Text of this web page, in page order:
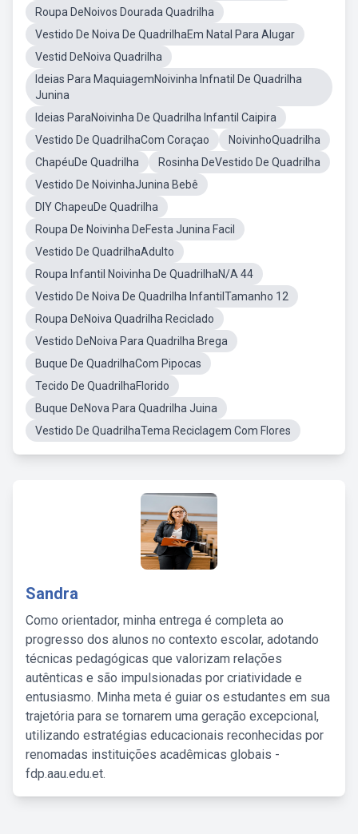
Roupa DeNoivos Dourada Quadrilha
Vestido De Noiva De QuadrilhaEm Natal Para Alugar
Vestid DeNoiva Quadrilha
Ideias Para MaquiagemNoivinha Infnatil De Quadrilha
Junina
Ideias ParaNoivinha De Quadrilha Infantil Caipira
Vestido De QuadrilhaCom Coraçao
NoivinhoQuadrilha
ChapéuDe Quadrilha
Rosinha DeVestido De Quadrilha
Vestido De NoivinhaJunina Bebê
DIY ChapeuDe Quadrilha
Roupa De Noivinha DeFesta Junina Facil
Vestido De QuadrilhaAdulto
Roupa Infantil Noivinha De QuadrilhaN/A 44
Vestido De Noiva De Quadrilha InfantilTamanho 12
Roupa DeNoiva Quadrilha Reciclado
Vestido DeNoiva Para Quadrilha Brega
Buque De QuadrilhaCom Pipocas
Tecido De QuadrilhaFlorido
Buque DeNova Para Quadrilha Juina
Vestido De QuadrilhaTema Reciclagem Com Flores
Sandra
Como orientador, minha entrega é completa ao
progresso dos alunos no contexto escolar, adotando
técnicas pedagógicas que valorizam relações
autênticas e são impulsionadas por criatividade e
entusiasmo. Minha meta é guiar os estudantes em sua
trajetória para se tornarem uma geração excepcional,
utilizando estratégias educacionais reconhecidas por
renomadas instituições acadêmicas globais -
fdp.aau.edu.et.